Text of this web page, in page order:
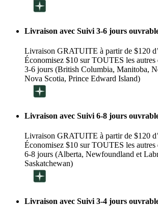
Livraison avec Suivi 3-6 jours
Livraison GRATUITE à partir de $120
Économisez $10 sur TOUTES les autres
3-6 jours (British Columbia, Manitoba,
Nova Scotia, Prince Edward Island)
Livraison avec Suivi 6-8 jours
Livraison GRATUITE à partir de $120
Économisez $10 sur TOUTES les autres
6-8 jours (Alberta, Newfoundland et
Saskatchewan)
Livraison avec Suivi 3-4 jours